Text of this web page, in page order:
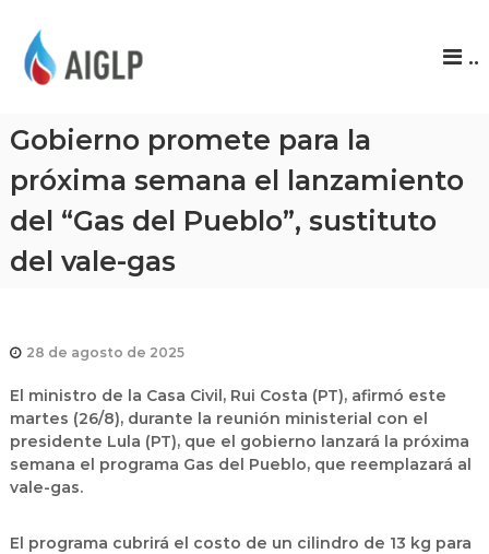
P
..
Gobierno promete para la
próxima semana el lanzamiento
del “Gas del Pueblo”, sustituto
del vale-gas
28 de agosto de 2025
El ministro de la Casa Civil, Rui Costa (PT), afirmó este
martes (26/8), durante la reunión ministerial con el
presidente Lula (PT), que el gobierno lanzará la próxima
semana el programa Gas del Pueblo, que reemplazará al
vale-gas.
El programa cubrirá el costo de un cilindro de 13 kg para